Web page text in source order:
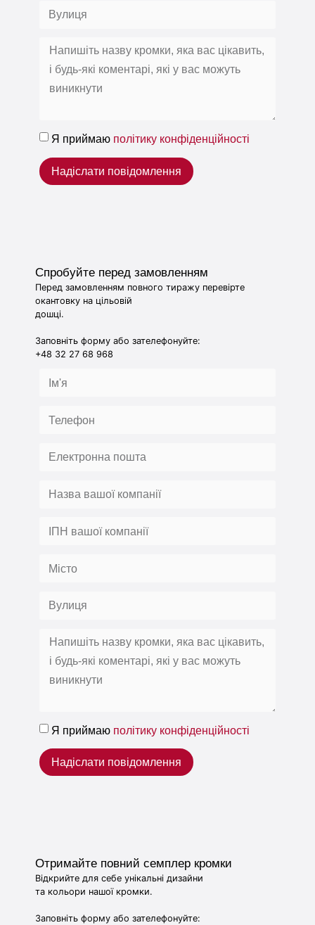
Я приймаю політику конфіденційності
Надіслати повідомлення
Спробуйте перед замовленням
Перед замовленням повного тиражу перевірте
окантовку на цільовій
дошці.
Заповніть форму або зателефонуйте:
+48 32 27 68 968
Я приймаю політику конфіденційності
Надіслати повідомлення
Отримайте повний семплер кромки
Відкрийте для себе унікальні дизайни
та кольори нашої кромки.
Заповніть форму або зателефонуйте: